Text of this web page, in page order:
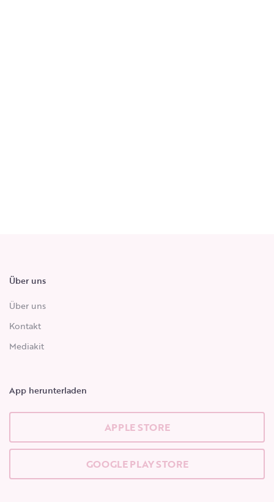
Über uns
Über uns
Kontakt
Mediakit
App herunterladen
APPLE STORE
GOOGLE PLAY STORE